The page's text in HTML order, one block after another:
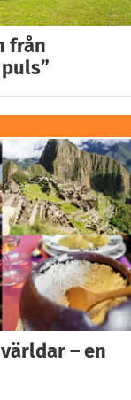
från
– en